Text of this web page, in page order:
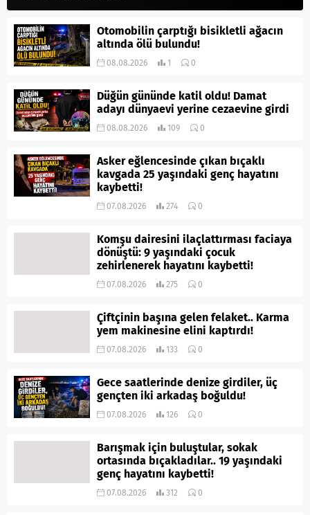
Otomobilin çarptığı bisikletli ağacın
altında ölü bulundu!
08.08.2026 1 0
Düğün gününde katil oldu! Damat
adayı dünyaevi yerine cezaevine girdi
08.08.2026 109 0
Asker eğlencesinde çıkan bıçaklı
kavgada 25 yaşındaki genç hayatını
kaybetti!
07.08.2026 274 0
Komşu dairesini ilaçlattırması faciaya
dönüştü: 9 yaşındaki çocuk
zehirlenerek hayatını kaybetti!
07.08.2026 275 0
Çiftçinin başına gelen felaket.. Karma
yem makinesine elini kaptırdı!
07.08.2026 133 0
Gece saatlerinde denize girdiler, üç
gençten iki arkadaş boğuldu!
07.08.2026 126 0
Barışmak için buluştular, sokak
ortasında bıçakladılar.. 19 yaşındaki
genç hayatını kaybetti!
07.08.2026 312 0